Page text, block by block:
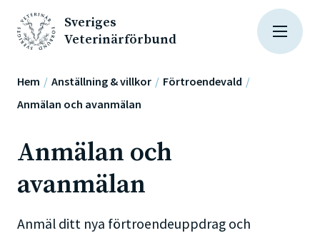
Sveriges
Veterinärförbund
Hem Anställning & villkor
Förtroendevald
Anmälan och avanmälan
Anmälan och
avanmälan
Anmäl ditt nya förtroendeuppdrag och